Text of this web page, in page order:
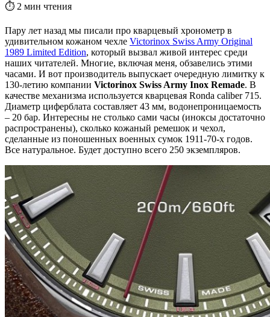
⏱ 2 мин чтения
Пару лет назад мы писали про кварцевый хронометр в
удивительном кожаном чехле Victorinox Swiss Army Original
1989 Limited Edition, который вызвал живой интерес среди
наших читателей. Многие, включая меня, обзавелись этими
часами. И вот производитель выпускает очередную лимитку к
130-летию компании Victorinox Swiss Army Inox Remade. В
качестве механизма используется кварцевая Ronda caliber 715.
Диаметр циферблата составляет 43 мм, водонепроницаемость
– 20 бар. Интересны не столько сами часы (иноксы достаточно
распространены), сколько кожаный ремешок и чехол,
сделанные из поношенных военных сумок 1911-70-х годов.
Все натуральное. Будет доступно всего 250 экземпляров.